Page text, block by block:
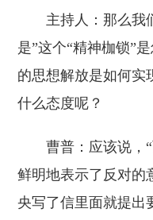
主持人：那么我
是”这个“精神枷锁”
的思想解放是如何实
什么态度呢？
曹普：应该说，“
鲜明地表示了反对的
央写了信里面就提出